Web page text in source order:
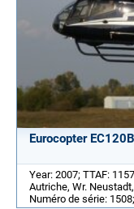
Eurocopter EC120B
Year: 2007; TTAF:
Autriche, Wr.
Numéro de série: